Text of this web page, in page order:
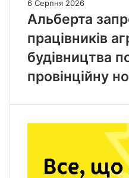
6 Серпня 2026
Альберта
працівників
будівництва
провінційну